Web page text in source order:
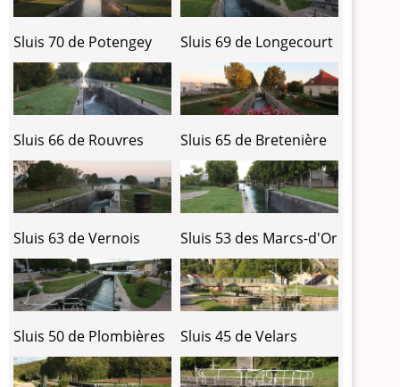
Sluis 70 de Potengey Sluis 69 de Longecourt
Sluis 66 de Rouvres Sluis 65 de Bretenière
Sluis 63 de Vernois Sluis 53 des Marcs-d'Or
Sluis 50 de Plombières Sluis 45 de Velars